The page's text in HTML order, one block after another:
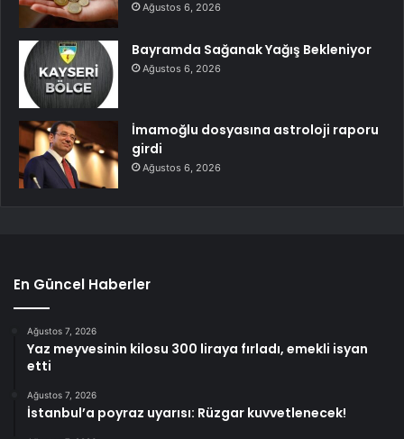
Ağustos 6, 2026
Bayramda Sağanak Yağış Bekleniyor
Ağustos 6, 2026
İmamoğlu dosyasına astroloji raporu
girdi
Ağustos 6, 2026
En Güncel Haberler
Ağustos 7, 2026
Yaz meyvesinin kilosu 300 liraya fırladı, emekli isyan
etti
Ağustos 7, 2026
İstanbul’a poyraz uyarısı: Rüzgar kuvvetlenecek!